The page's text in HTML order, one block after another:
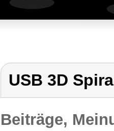
USB 3D
Beiträge,